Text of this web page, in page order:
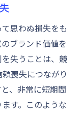
思わぬ損失をも
ブランド価値を
失うことは、競
喪失につながり
、非常に短期間
す。このような